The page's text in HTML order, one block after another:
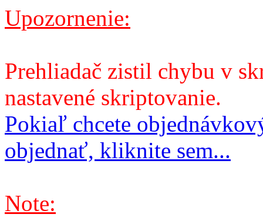
Upozornenie:
Prehliadač zistil chybu v
nastavené skriptovanie.
Pokiaľ chcete
objednať, kliknite sem...
Note: